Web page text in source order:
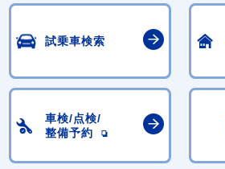
試乗車検索
車検/点検/
整備予約